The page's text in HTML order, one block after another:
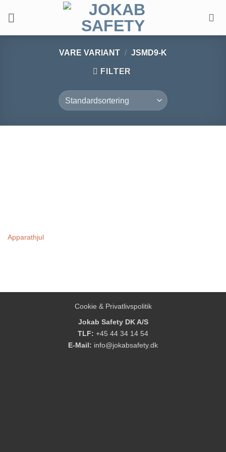
VARE VARIANT / JSMD9-K
FILTER
Apparathjul
Cookie & Privatlivspolitik
Jokab Safety DK A/S
TLF: +45 44 34 14 54
E-Mail: info@jokabsafety.dk